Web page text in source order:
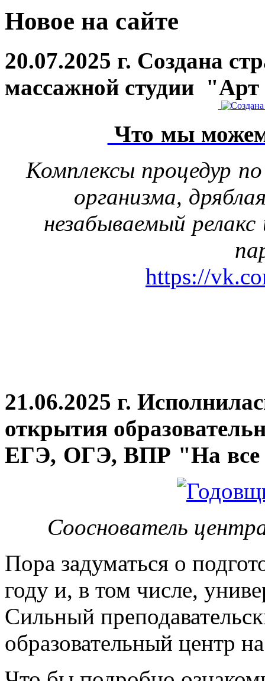
Новое на сайте
20.07.2025 г. Создана
массажной студии
Что мы
Комплексы процедур
организма,
незабываемый
https://
21.06.2025 г.
открытия
ЕГЭ, ОГЭ, ВПР "На все
Сооснователь
Пора задуматься о
году и, в том числе,
Сильный
образовательный центр